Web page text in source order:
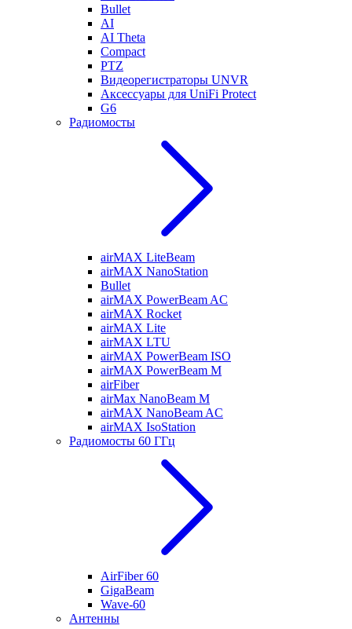
Bullet
AI
AI Theta
Compact
PTZ
Видеорегистраторы UNVR
Аксессуары для UniFi Protect
G6
Радиомосты
airMAX LiteBeam
airMAX NanoStation
Bullet
airMAX PowerBeam AC
airMAX Rocket
airMAX Lite
airMAX LTU
airMAX PowerBeam ISO
airMAX PowerBeam M
airFiber
airMax NanoBeam M
airMAX NanoBeam AC
airMAX IsoStation
Радиомосты 60 ГГц
AirFiber 60
GigaBeam
Wave-60
Антенны